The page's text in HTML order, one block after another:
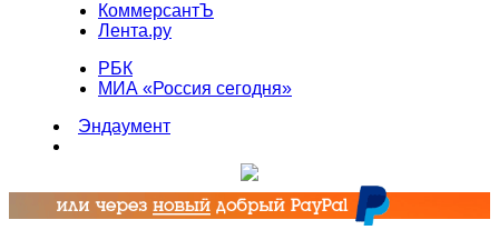
КоммерсантЪ
Лента.ру
РБК
МИА «Россия сегодня»
Эндаумент